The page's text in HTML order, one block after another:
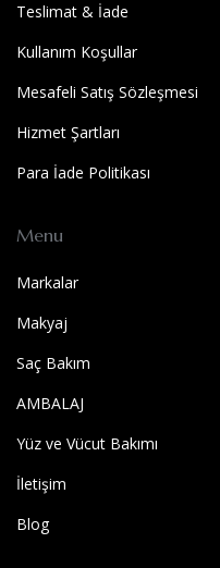
Teslimat & İade
Kullanım Koşullar
Mesafeli Satış Sözleşmesi
Hizmet Şartları
Para İade Politikası
Menu
Markalar
Makyaj
Saç Bakım
AMBALAJ
Yüz ve Vücut Bakımı
İletişim
Blog